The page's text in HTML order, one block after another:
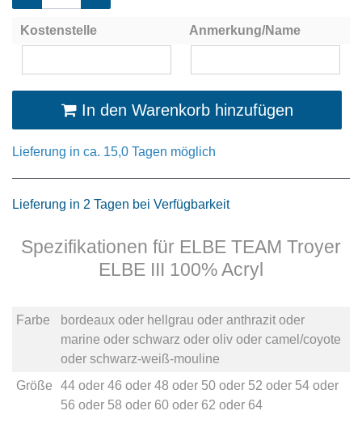
Kostenstelle Anmerkung/Name
In den Warenkorb hinzufügen
Lieferung in ca. 15,0 Tagen möglich
Lieferung in 2 Tagen bei Verfügbarkeit
Spezifikationen für ELBE TEAM Troyer
ELBE III 100% Acryl
Farbe bordeauxoder hellgrau oder anthrazitoder
marine oder schwarz oder olivoder camel/coyote
oder schwarz-weiß-mouline
Größe
44oder 46 oder 48 oder 50oder 52 oder 54oder
56 oder 58 oder 60oder 62 oder 64